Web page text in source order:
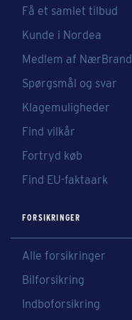
Få et samlet tilbud
Kunde i Nordea
Medlem af NærBrand
Spørgsmål og svar
Klagemuligheder
Find vilkår
Fortryd køb
Find EU-faktaark
FORSIKRINGER
Alle forsikringer
Bilforsikring
Indboforsikring